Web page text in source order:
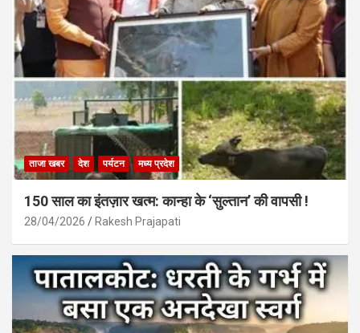
ताजा खबर देश पर्यटन मध्य प्रदेश
150 साल का इंतज़ार खत्म: कान्हा के ‘सुल्तान’ की वापसी !
28/04/2026 Rakesh Prajapati